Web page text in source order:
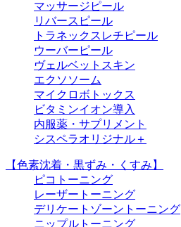
マッサージピール
リバースピール
トラネックスレチピール
ウーバーピール
ヴェルベットスキン
エクソソーム
マイクロボトックス
ビタミンイオン導入
内服薬・サプリメント
シスペラオリジナル＋
【色素沈着・黒ずみ・くすみ】
ピコトーニング
レーザートーニング
デリケートゾーントーニング
ニップルトーニング